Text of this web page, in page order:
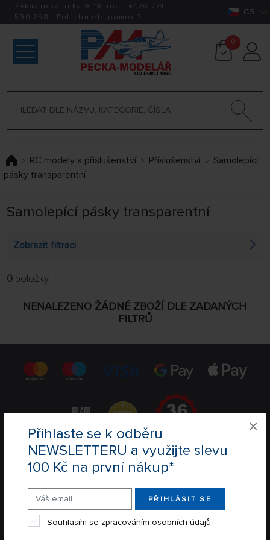
Přihlaste se k odběru
NEWSLETTERU a využijte slevu
100 Kč na první nákup*
PŘIHLÁSIT SE
Souhlasím se zpracováním osobních údajů
×
Zákaznická linka 9-18 hod.: +420 774
590 258 | Potřebujete pomoci? CS
0
RC modely a příslušenství Příslušenství
Samolepící
pásky transparentní
Samolepící pásky transparentní
Zobrazit filtraci
VÝROBCI
jen skladem
ŘADIT:
32 NA STRÁNCE
0 položky
NENALEZENO ŽÁDNÉ ZBOŽÍ DLE ZADANÝCH
FILTRŮ
REGISTRACE NEWSLETTER
REGISTROVAT
Souhlasím se zpracováním osobních údajů